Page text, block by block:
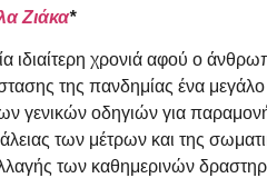
Ζιάκα*
ιδιαίτερη χρονιά αφού ο
της πανδημίας ένα
γενικών οδηγιών για
των μέτρων και της
των καθημερινών